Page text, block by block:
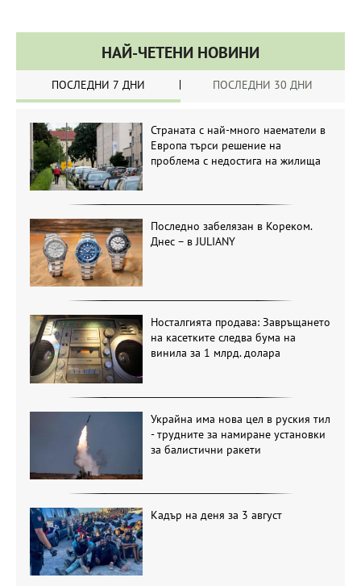
НАЙ-ЧЕТЕНИ НОВИНИ
ПОСЛЕДНИ 7 ДНИ ПОСЛЕДНИ 30 ДНИ
Страната с най-много наематели в
Европа търси решение на
проблема с недостига на жилища
Последно забелязан в Кореком.
Днес – в JULIANY
Носталгията продава: Завръщането
на касетките следва бума на
винила за 1 млрд. долара
Украйна има нова цел в руския тил
- трудните за намиране установки
за балистични ракети
Кадър на деня за 3 август